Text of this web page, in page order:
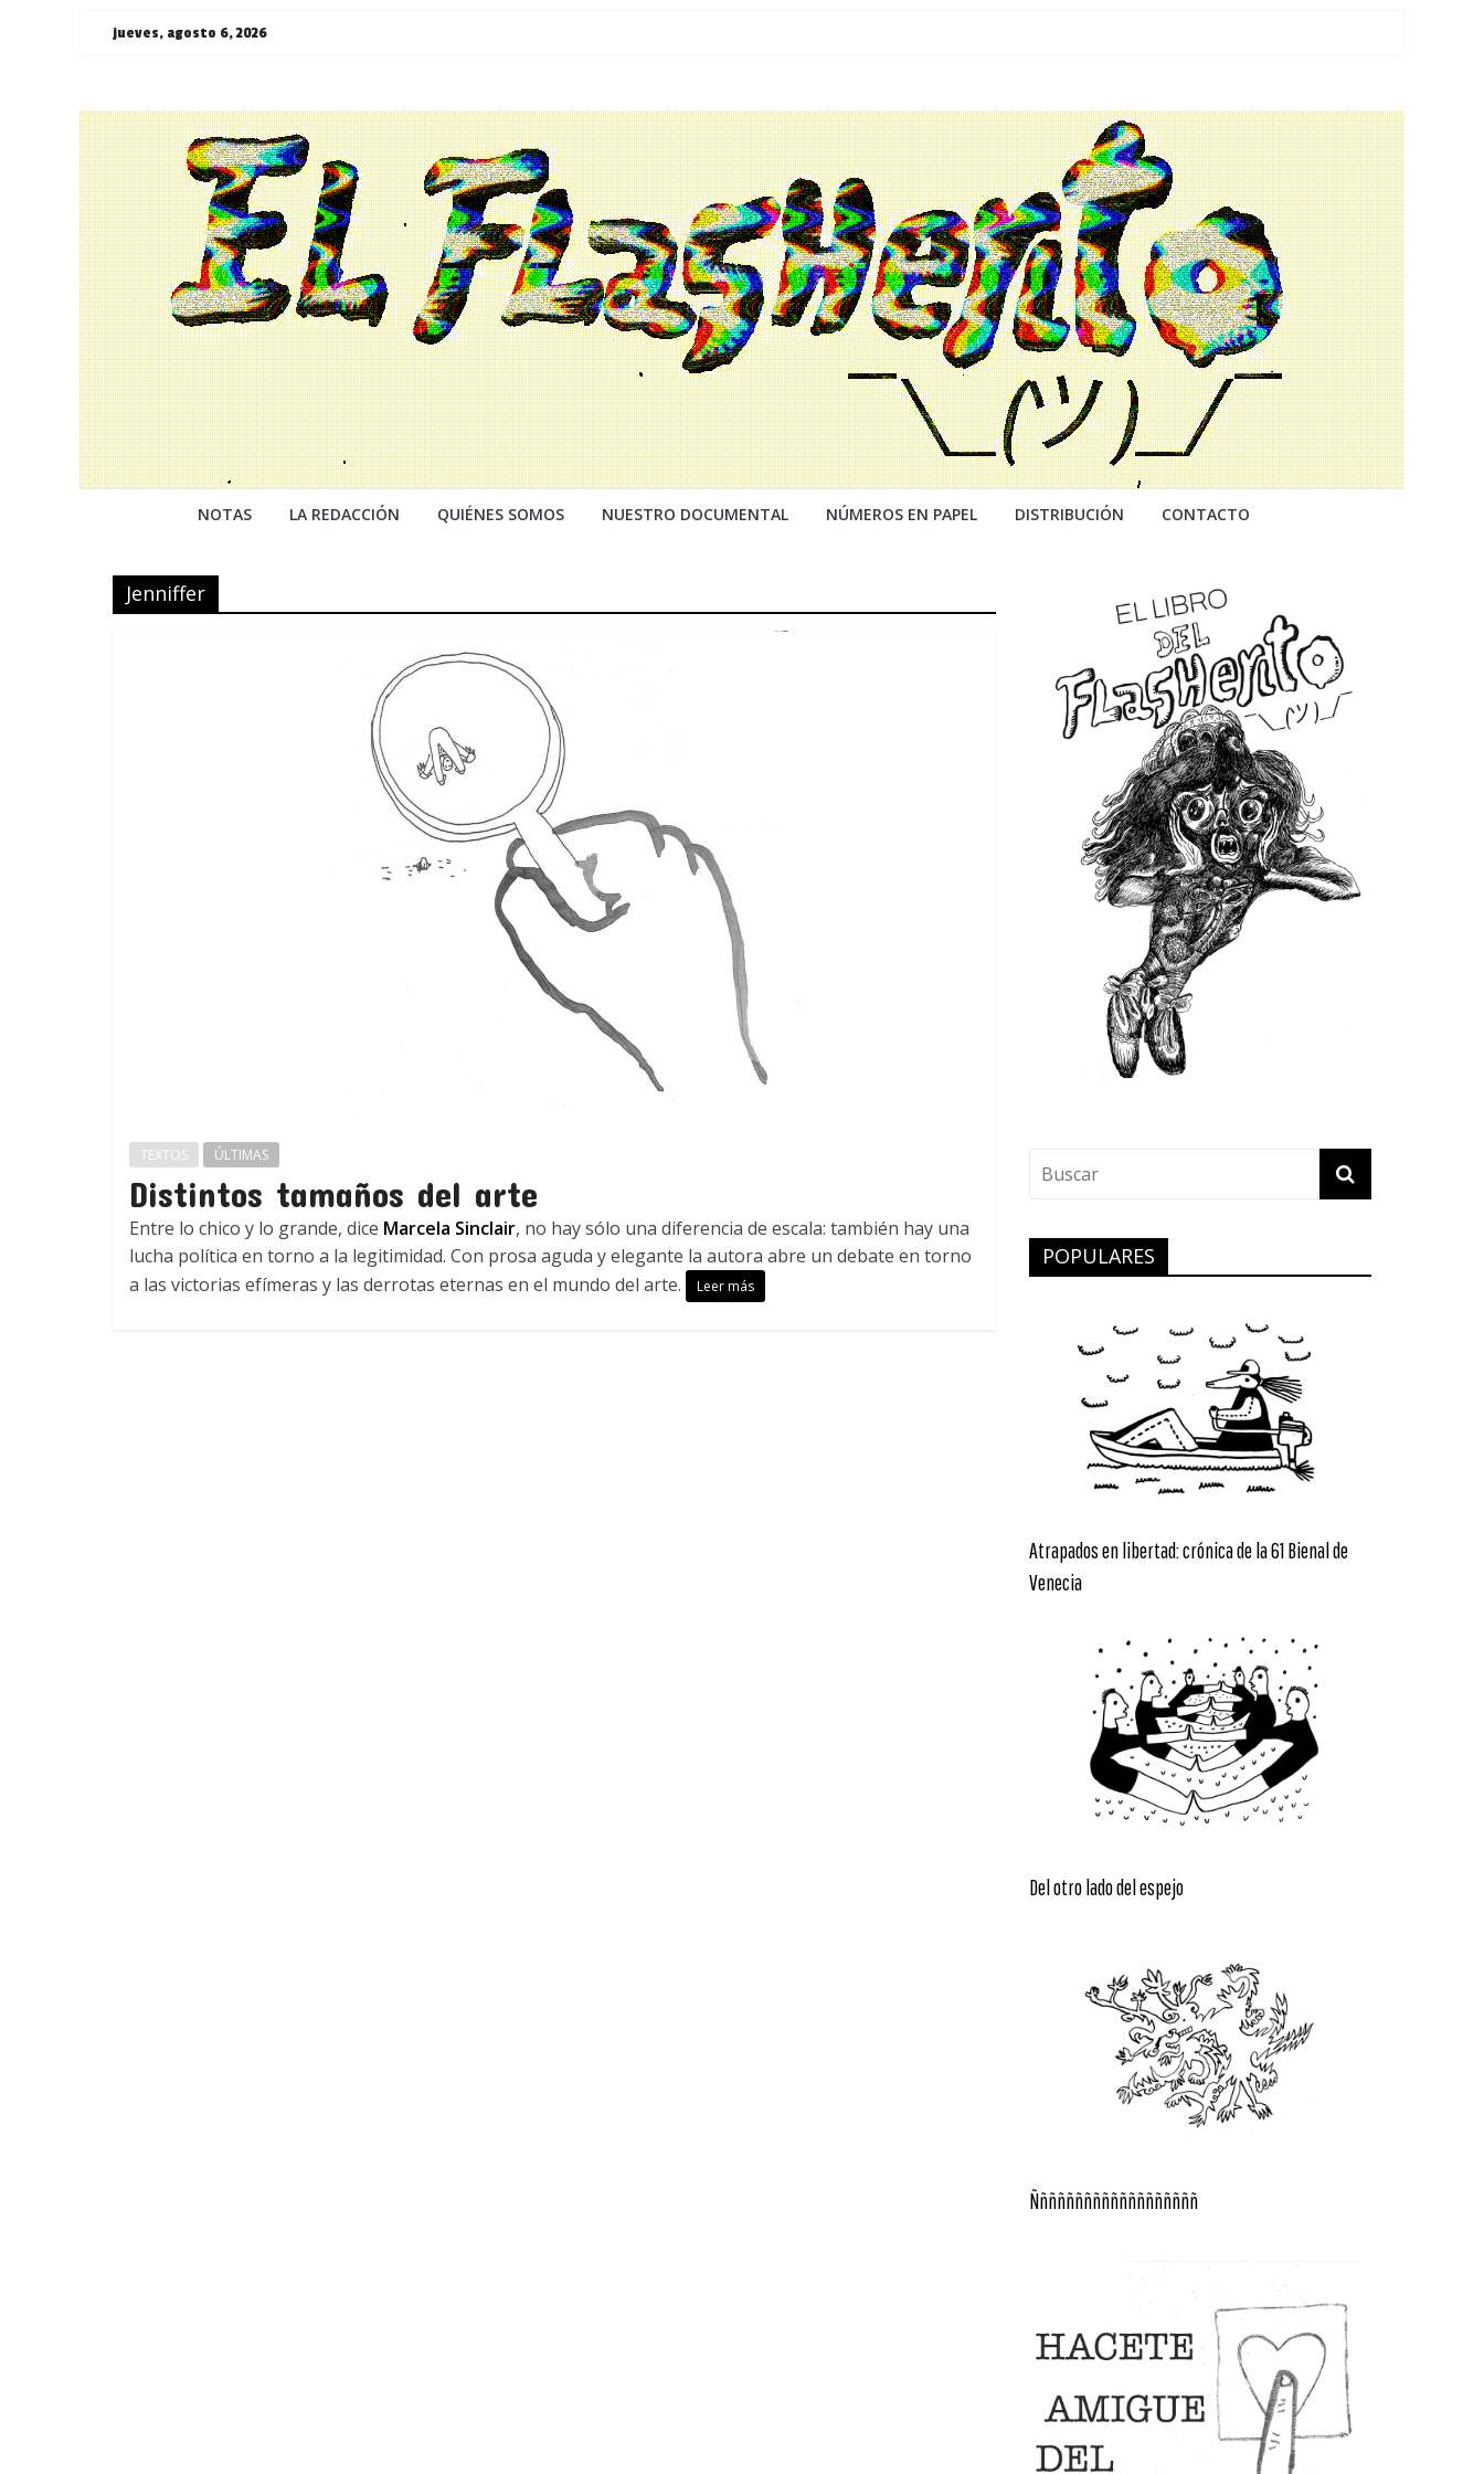
Saltarjueves, agosto 6, 2026
¯\_(ツ)_/
¯
NOTAS LA REDACCIÓN QUIÉNES SOMOS NUESTRO DOCUMENTAL NÚMEROS EN PAPEL DISTRIBUCIÓN CONTACTO
Jenniffer
TEXTOS ÚLTIMAS
Distintos tamaños del arte
Entre lo chico y lo grande, dice Marcela Sinclair, no hay sólo una diferencia de escala: también hay una
lucha política en torno a la legitimidad. Con prosa aguda y elegante la autora abre un debate en torno
a las victorias efímeras y las derrotas eternas en el mundo del arte.
Leer más
POPULARES
Atrapados en libertad: crónica de la 61 Bienal de
Venecia
Del otro lado del espejo
Ñññññññññññññññññññ